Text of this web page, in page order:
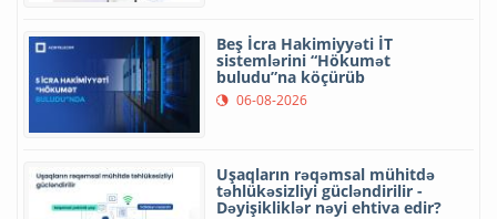
Beş İcra Hakimiyyəti İT
sistemlərini “Hökumət
buludu”na köçürüb
06-08-2026
Uşaqların rəqəmsal mühitdə
təhlükəsizliyi gücləndirilir -
Dəyişikliklər nəyi ehtiva edir?